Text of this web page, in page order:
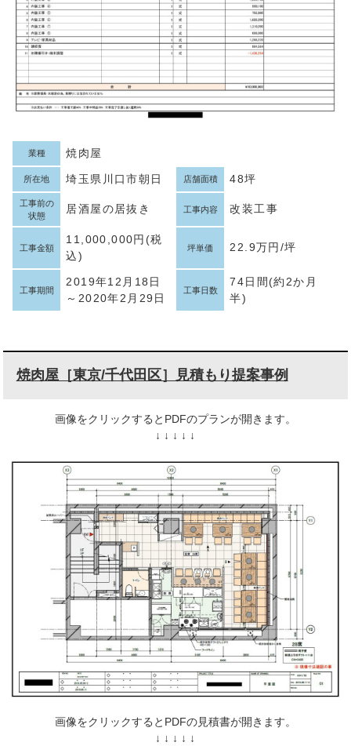
業種 焼肉屋
所在地 埼玉県川口市朝日 店舗面積 48坪
工事前の
状態
居酒屋の居抜き 工事内容 改装工事
工事金額
11,000,000円(税
込)
坪単価 22.9万円/坪
工事期間
2019年12月18日
～2020年2月29日
工事日数
74日間(約2か月
半)
焼肉屋［東京/千代田区］見積もり提案事例
画像をクリックするとPDFのプランが開きます。
↓ ↓ ↓ ↓ ↓
画像をクリックするとPDFの見積書が開きます。
↓ ↓ ↓ ↓ ↓